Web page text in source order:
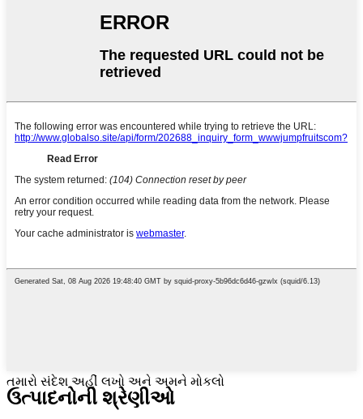
તમારો સંદેશ અહીં લખો અને અમને મોકલો
ઉત્પાદનોની શ્રેણીઓ